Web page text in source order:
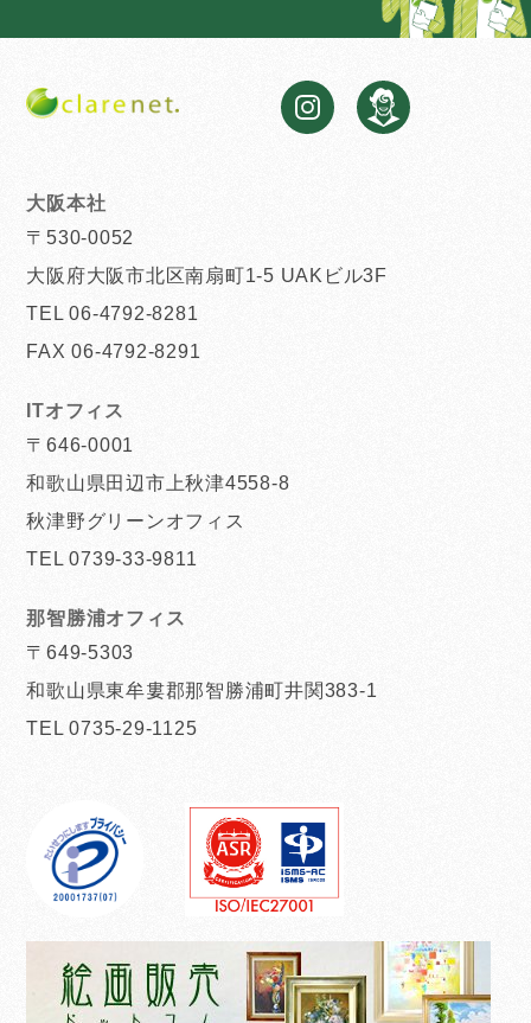
大阪本社
〒530-0052
大阪府大阪市北区南扇町1-5 UAKビル3F
TEL 06-4792-8281
FAX 06-4792-8291
ITオフィス
〒646-0001
和歌山県田辺市上秋津4558-8
秋津野グリーンオフィス
TEL 0739-33-9811
那智勝浦オフィス
〒649-5303
和歌山県東牟婁郡那智勝浦町井関383-1
TEL 0735-29-1125